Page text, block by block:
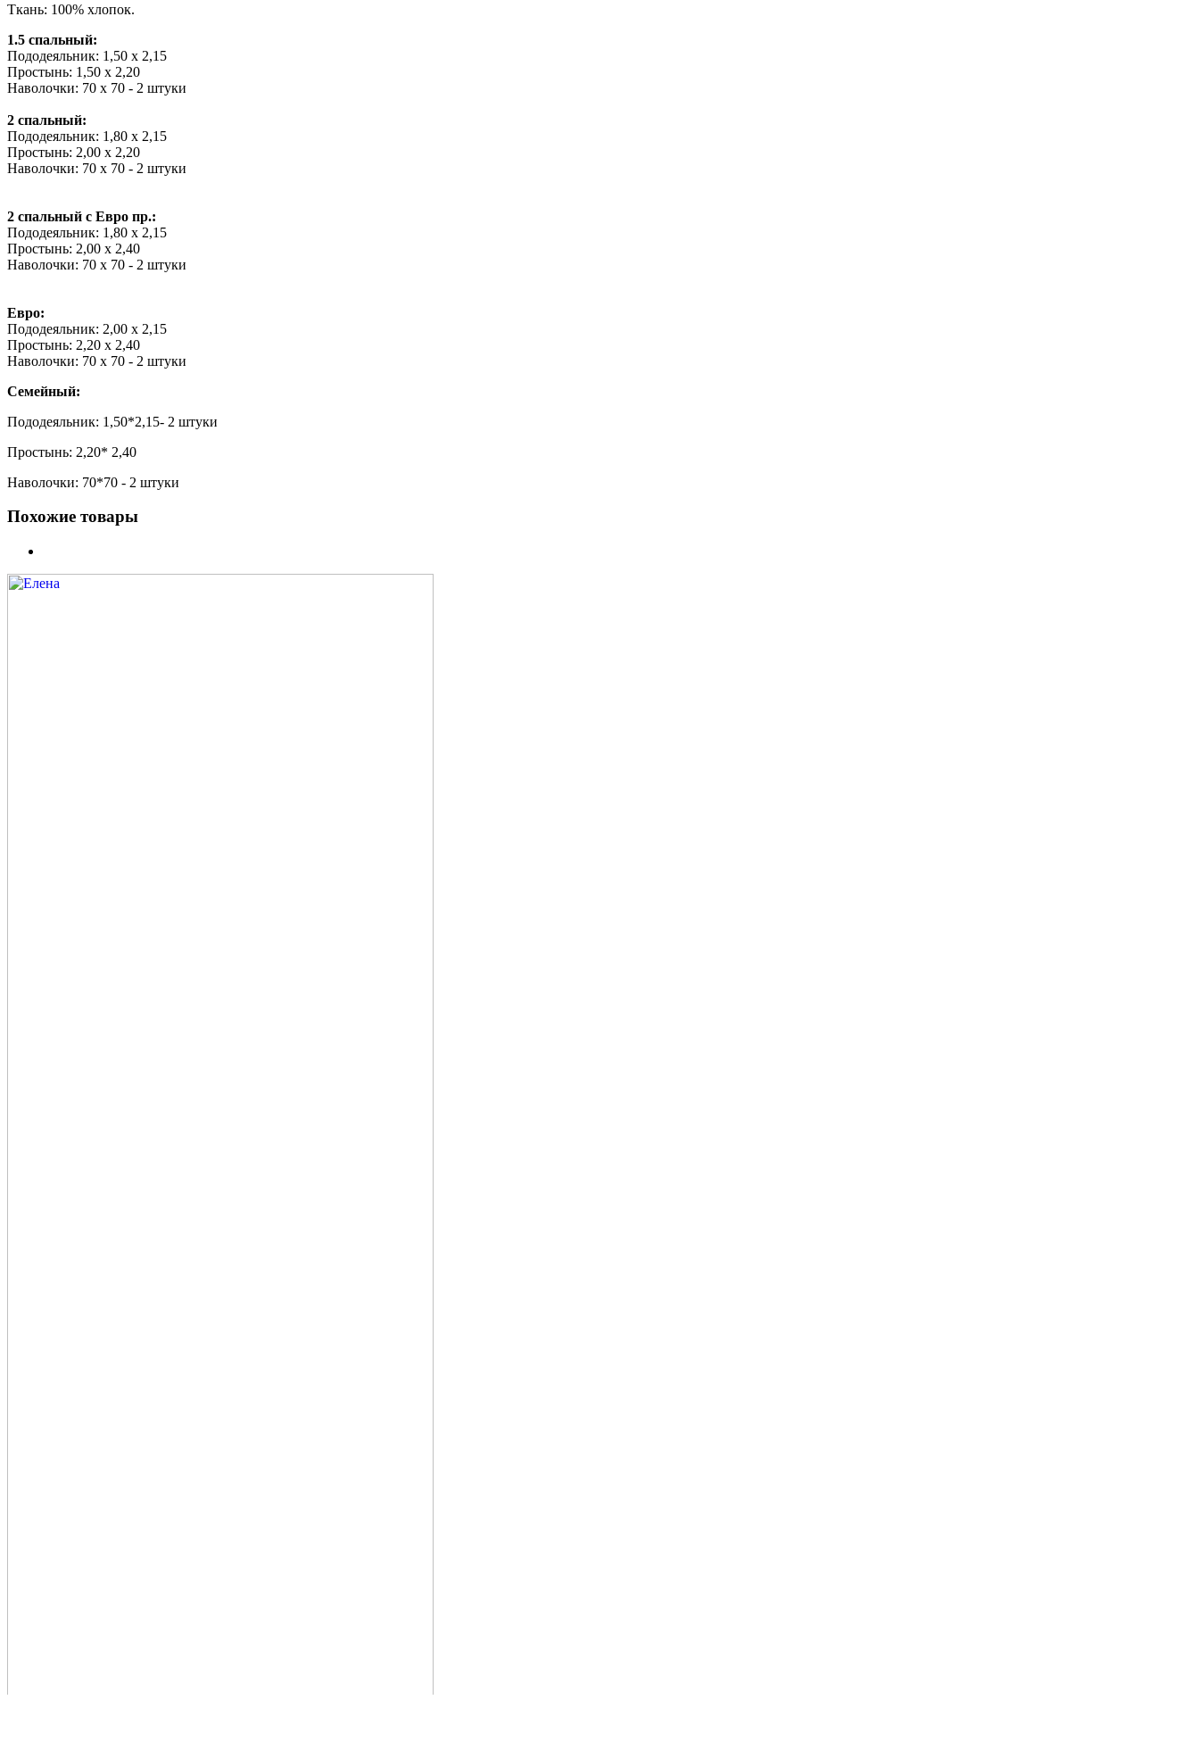
Ткань: 100% хлопок.
1.5 спальный:
Пододеяльник: 1,50 х 2,15
Простынь: 1,50 х 2,20
Наволочки: 70 х 70 - 2 штуки
2 спальный:
Пододеяльник: 1,80 х 2,15
Простынь: 2,00 х 2,20
Наволочки: 70 х 70 - 2 штуки
2 спальный с Евро пр.:
Пододеяльник: 1,80 х 2,15
Простынь: 2,00 х 2,40
Наволочки: 70 х 70 - 2 штуки
Евро:
Пододеяльник: 2,00 х 2,15
Простынь: 2,20 х 2,40
Наволочки: 70 х 70 - 2 штуки
Семейный:
Пододеяльник: 1,50*2,15- 2 штуки
Простынь: 2,20* 2,40
Наволочки: 70*70 - 2 штуки
Похожие товары